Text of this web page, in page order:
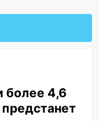
пожар
с
более 4,6